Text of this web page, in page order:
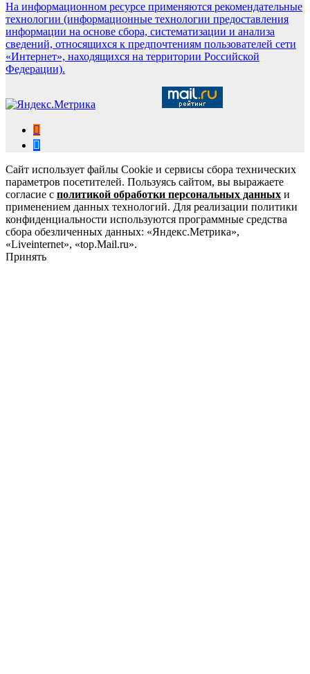
На информационном ресурсе применяются рекомендательные
технологии (информационные технологии предоставления
информации на основе сбора, систематизации и анализа
сведений, относящихся к предпочтениям пользователей сети
«Интернет», находящихся на территории Российской
Федерации).
Сайт использует файлы Cookie и сервисы сбора технических
параметров посетителей. Пользуясь сайтом, вы выражаете
согласие с политикой обработки персональных данных и
применением данных технологий. Для реализации политики
конфиденциальности используются программные средства
сбора обезличенных данных: «Яндекс.Метрика»,
«Liveinternet», «top.Mail.ru».
Принять